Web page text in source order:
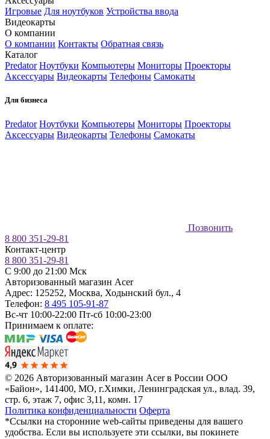
Игровые Для ноутбуков Устройства ввода
Видеокарты
О компании
О компании Контакты Обратная связь
Каталог
Predator Ноутбуки Компьютеры Мониторы Проекторы
Аксессуары Видеокарты Телефоны Самокаты
Для бизнеса
Predator Ноутбуки Компьютеры Мониторы Проекторы
Аксессуары Видеокарты Телефоны Самокаты
Позвонить
8 800 351-29-81
Контакт-центр
8 800 351-29-81
C 9:00 до 21:00 Мск
Авторизованный магазин Acer
Адрес: 125252, Москва, Ходынский бул., 4
Телефон: 8 495 105-91-87
Вс-чт 10:00-22:00 Пт-сб 10:00-23:00
Принимаем к оплате:
© 2026 Авторизованный магазин Acer в России ООО
«Байон», 141400, МО, г.Химки, Ленинградская ул., влад. 39,
стр. 6, этаж 7, офис 3,11, комн. 17
Политика конфиденциальности Оферта
*Ссылки на сторонние web-сайты приведены для вашего
удобства. Если вы используете эти ссылки, вы покинете